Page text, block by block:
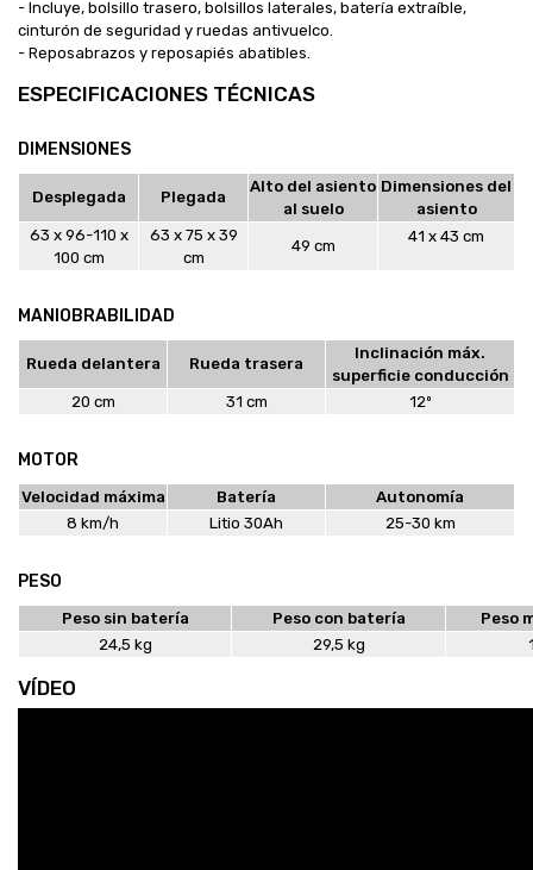
- Incluye, bolsillo trasero, bolsillos laterales, batería extraíble,
cinturón de seguridad y ruedas antivuelco.
- Reposabrazos y reposapiés abatibles.
ESPECIFICACIONES TÉCNICAS
DIMENSIONES
Desplegada Plegada
Alto del asiento
al suelo
Dimensiones del
asiento
63 x 96-110 x
100 cm
63 x 75 x 39
cm
49 cm
41 x 43 cm
MANIOBRABILIDAD
Rueda delantera Rueda trasera
Inclinación máx.
superficie conducción
20 cm
31 cm 12º
MOTOR
Velocidad máxima Batería
Autonomía
8 km/h
Litio 30Ah 25-30 km
PESO
Peso sin batería Peso con batería
Peso
24,5 kg
29,5 kg
VÍDEO